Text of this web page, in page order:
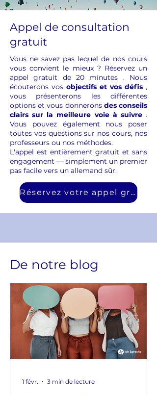
Appel de consultation
gratuit
Vous ne savez pas lequel de nos cours
vous convient le mieux ? Réservez un
appel gratuit de 20 minutes . Nous
écouterons vos objectifs et vos défis ,
vous présenterons les différentes
options et vous donnerons des conseils
clairs sur la meilleure voie à suivre.
Vous pouvez également nous poser
toutes vos questions sur nos cours, nos
professeurs ou nos méthodes.
L'appel est entièrement gratuit et sans
engagement — simplement un premier
pas facile vers un allemand sûr.
Réservez votre appel gratuit
De notre blog
1 févr. 3 min de lecture